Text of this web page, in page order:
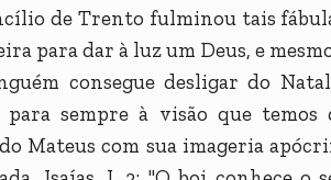
de Trento fulminou tais
para dar à luz um Deus, e
consegue desligar do
sempre à visão que temos
Mateus com sua imageria